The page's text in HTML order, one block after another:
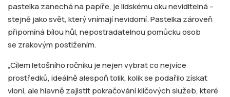
pastelka zanechá na papíře, je lidskému oku neviditelná –
stejně jako svět, který vnímají nevidomí. Pastelka zároveň
připomíná bílou hůl, nepostradatelnou pomůcku osob
se zrakovým postižením.
„Cílem letošního ročníku je nejen vybrat co nejvíce
prostředků, ideálně alespoň tolik, kolik se podařilo získat
vloni, ale hlavně zajistit pokračování klíčových služeb, které